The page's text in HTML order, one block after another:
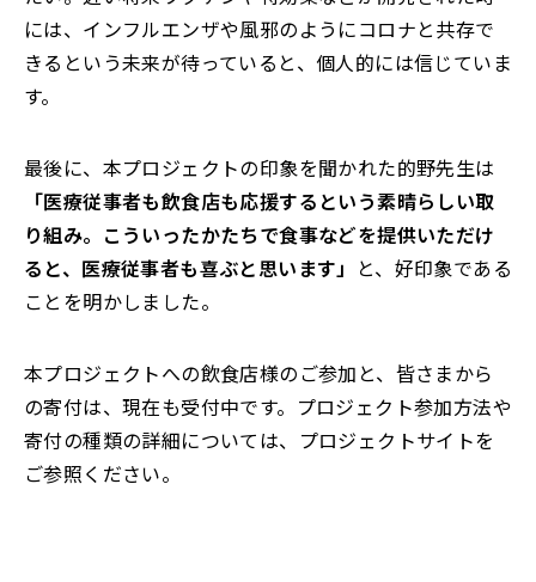
には、インフルエンザや風邪のようにコロナと共存で
きるという未来が待っていると、個人的には信じていま
す。
最後に、本プロジェクトの印象を聞かれた的野先生は
「医療従事者も飲食店も応援するという素晴らしい取
り組み。こういったかたちで食事などを提供いただけ
ると、医療従事者も喜ぶと思います」 と、好印象である
ことを明かしました。
本プロジェクトへの飲食店様のご参加と、皆さまから
の寄付は、現在も受付中です。プロジェクト参加方法や
寄付の種類の詳細については、プロジェクトサイトを
ご参照ください。